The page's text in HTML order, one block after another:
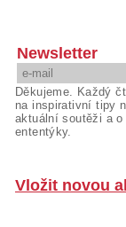
Newsletter
Děkujeme. Každý
na inspirativní tipy
aktuální soutěži a
ententýky.
Vložit novou